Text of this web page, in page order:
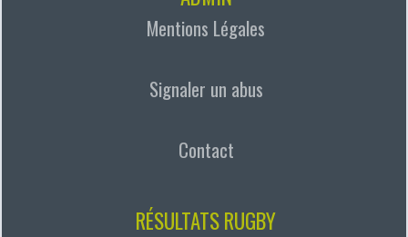
Mentions Légales
Signaler un abus
Contact
RÉSULTATS RUGBY